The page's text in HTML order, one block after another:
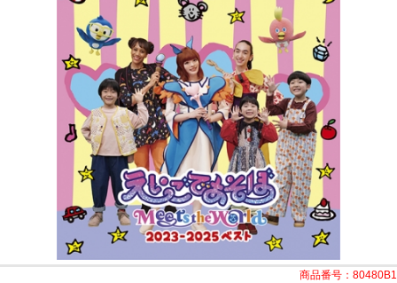
商品番号：80480B1